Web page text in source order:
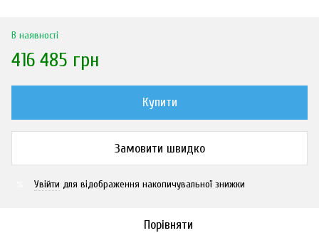
В наявності
416 485 грн
Купити
Замовити швидко
Увійти для відображення накопичувальної знижки
Порівняти